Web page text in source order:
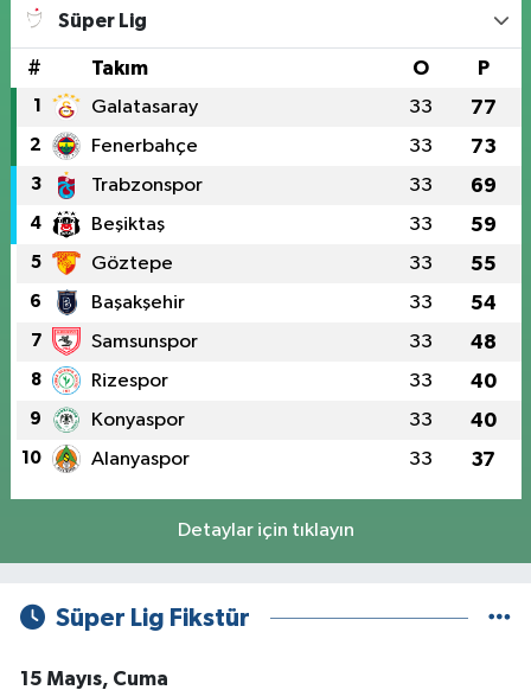
Süper Lig
# Takım O P
1 Galatasaray 33 77
2 Fenerbahçe 33 73
3 Trabzonspor 33 69
4 Beşiktaş 33 59
5 Göztepe 33 55
6 Başakşehir 33 54
7 Samsunspor 33 48
8 Rizespor 33 40
9 Konyaspor 33 40
10 Alanyaspor 33 37
Detaylar için tıklayın
Süper Lig Fikstür
15 Mayıs, Cuma